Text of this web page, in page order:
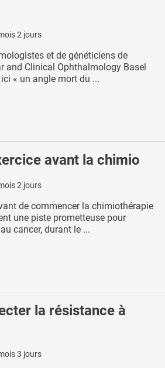
2 jours
et de généticiens de
and Clinical Ophthalmology Basel
« un angle mort du ...
avant la chimio
2 jours
de commencer la chimiothérapie
une piste prometteuse pour
cancer, durant le ...
la résistance à
3 jours